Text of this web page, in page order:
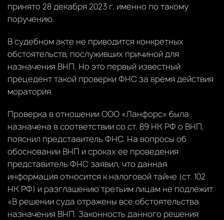
принято 28 декабря 2023 г. именно по такому
поручению.
В судебном акте не приводится конкретных
обстоятельств, послуживших причиной для
назначения ВНП. Но это первый известный
прецедент такой проверки ФНС за время действия
моратория.
Проверка в отношении ООО «Ланфорс» была
назначена в соответствии со ст. 89 НК РФ о ВНП,
пояснил представитель ФНС. На вопросы об
обосновании ВНП и сроках ее проведения
представитель ФНС заявил, что данная
информация относится к налоговой тайне (ст. 102
НК РФ) и разглашению третьим лицам не подлежит.
«В решении суда отражены все обстоятельства
назначения ВНП. Законность данного решения